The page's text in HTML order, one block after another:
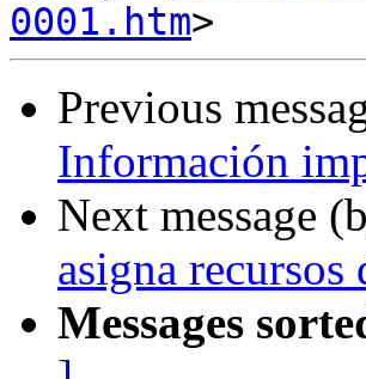
0001.htm
Previous
Información
Next message
asigna
Messages